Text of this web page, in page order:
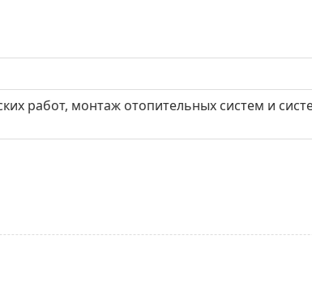
работ, монтаж отопительных систем и